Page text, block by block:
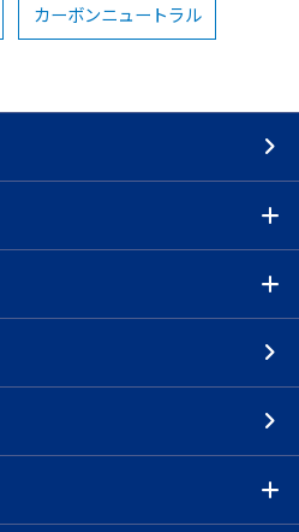
カーボンニュートラル